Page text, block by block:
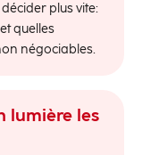
plus vite:
quelles
négociables.
lumière les